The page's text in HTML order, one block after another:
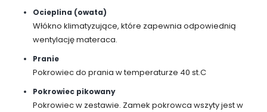
Ocieplina (owata)
Włókno klimatyzujące, które zapewnia odpowiednią
wentylację materaca.
Pranie
Pokrowiec do prania w temperaturze 40 st.C
Pokrowiec pikowany
Pokrowiec w zestawie. Zamek pokrowca wszyty jest w